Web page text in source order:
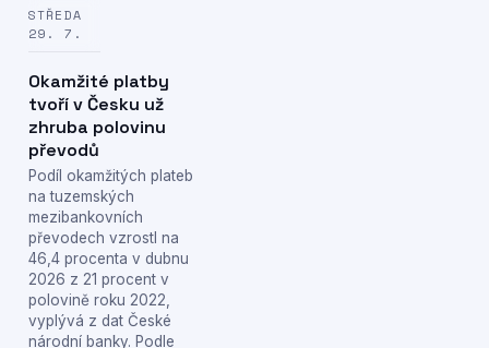
STŘEDA
29. 7.
Okamžité platby
tvoří v Česku už
zhruba polovinu
převodů
Podíl okamžitých plateb
na tuzemských
mezibankovních
převodech vzrostl na
46,4 procenta v dubnu
2026 z 21 procent v
polovině roku 2022,
vyplývá z dat České
národní banky. Podle